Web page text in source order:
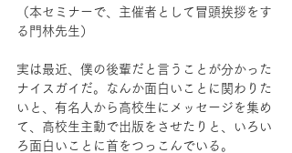
（本セミナーで、主催者として冒頭挨拶をす
る門林先生）
実は最近、僕の後輩だと言うことが分かった
ナイスガイだ。なんか面白いことに関わりた
いと、有名人から高校生にメッセージを集め
て、高校生主動で出版をさせたりと、いろい
ろ面白いことに首をつっこんでいる。